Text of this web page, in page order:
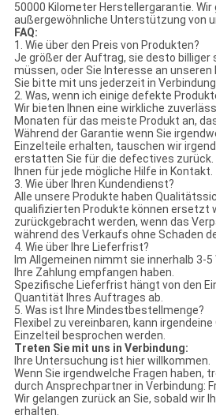
50000 Kilometer Herstellergarantie. Wir
außergewöhnliche Unterstützung von
FAQ:
1. Wie über den Preis von Produkten?
Je größer der Auftrag, sie desto billiger
müssen, oder Sie Interesse an
Sie bitte mit uns jederzeit in
2. Was, wenn ich einige defekte
Wir bieten Ihnen eine wirkliche
Monaten für das meiste Produkt an,
Während der Garantie wenn Sie
Einzelteile erhalten, tauschen wir
erstatten Sie für die defectives zurück.
Ihnen für jede mögliche Hilfe in Kontakt.
3. Wie über Ihren Kundendienst?
Alle unsere Produkte haben
qualifizierten Produkte können ersetzt
zurückgebracht werden, wenn das
während des Verkaufs ohne Schaden
4. Wie über Ihre Lieferfrist?
Im Allgemeinen nimmt sie innerhalb 3-
Ihre Zahlung empfangen haben.
Spezifische Lieferfrist hängt von den
Quantität Ihres Auftrages ab.
5. Was ist Ihre Mindestbestellmenge?
Flexibel zu vereinbaren, kann
Einzelteil besprochen werden.
Treten Sie mit uns in Verbindung:
Ihre Untersuchung ist hier willkommen.
Wenn Sie irgendwelche Fragen haben,
durch Ansprechpartner in Verbindung:
Wir gelangen zurück an Sie, sobald wir
erhalten.